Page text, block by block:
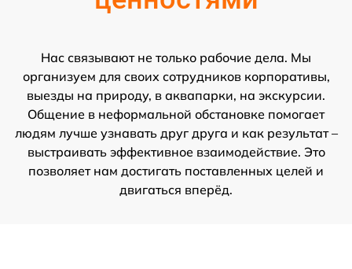
Нас связывают не только рабочие дела. Мы
организуем для своих сотрудников корпоративы,
выезды на природу, в аквапарки, на экскурсии.
Общение в неформальной обстановке помогает
людям лучше узнавать друг друга и как результат –
выстраивать эффективное взаимодействие. Это
позволяет нам достигать поставленных целей и
двигаться вперёд.